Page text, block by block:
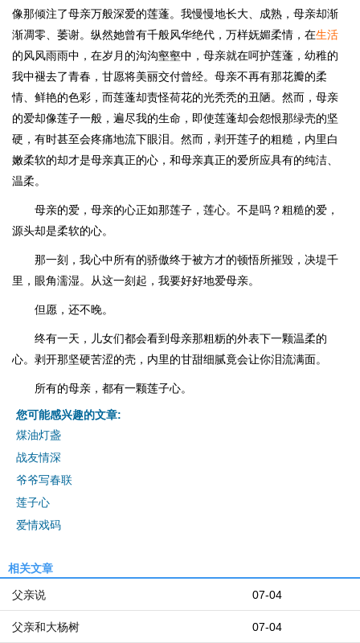
像那倾注了母亲万般深爱的莲蓬。我慢慢地长大、成熟，母亲却渐
渐凋零、萎谢。纵然她曾有千般风华绝代，万样妩媚柔情，在生活
的风风雨雨中，在岁月的沟沟壑壑中，母亲就在呵护莲蓬，幼稚的
我中褪去了青春，甘愿将美丽交付曾经。母亲不再有那花瓣的柔
情、鲜艳的色彩，而莲蓬却责怪荷花的光秃秃的丑陋。然而，母亲
的爱却像莲子一般，遍尽我的生命，即使莲蓬却会怨恨那绿壳的坚
硬，有时甚至会疼痛地流下眼泪。然而，剥开莲子的粗糙，内里白
嫩柔软的却才是母亲真正的心，和母亲真正的爱所应具有的纯洁、
温柔。
母亲的爱，母亲的心正如那莲子，莲心。不是吗？粗糙的爱，
源头却是柔软的心。
那一刻，我心中所有的骄傲终于被方才的顿悟所摧毁，决堤千
里，眼角濡湿。从这一刻起，我要好好地爱母亲。
但愿，还不晚。
终有一天，儿女们都会看到母亲那粗粝的外表下一颗温柔的
心。剥开那坚硬苦涩的壳，内里的甘甜细腻竟会让你泪流满面。
所有的母亲，都有一颗莲子心。
您可能感兴趣的文章:
煤油灯盏
战友情深
爷爷写春联
莲子心
爱情戏码
相关文章
07-04
父亲说
07-04
父亲和大杨树